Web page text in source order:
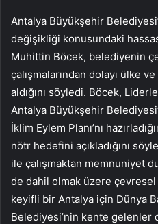
Antalya Büyükşehir
değişikliği konusundaki
Muhittin Böcek, belediyenin
çalışmalarından dolayı ülke
aldığını söyledi. Böcek,
Antalya Büyükşehir
İklim Eylem Planı’nı
nötr hedefini açıkladığını
ile çalışmaktan memnuniyet
de dahil olmak üzere
keyifli bir Antalya için Dünya
Belediyesi’nin kente gelenler